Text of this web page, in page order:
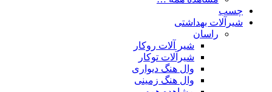
چسب
شیرآلات بهداشتی
راسان
شیر آلات روکار
شیرآلات توکار
وال هنگ دیواری
وال هنگ زمینی